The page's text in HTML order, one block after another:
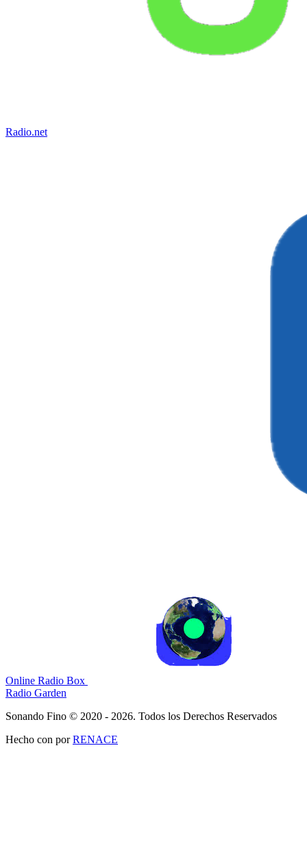
Radio.net
Online Radio Box
Radio Garden
Sonando Fino © 2020 - 2026. Todos los Derechos Reservados
Hecho con porRENACE